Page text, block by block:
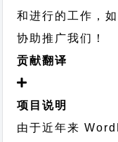
和进行的工作，
协助推广我们！
贡献翻译
项目说明
由于近年来